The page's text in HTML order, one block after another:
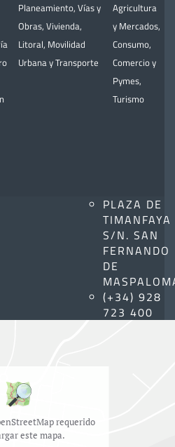
Planeamiento, Vías y
Obras, Vivienda,
Litoral, Movilidad
Urbana y Transporte
Agricultura
y Mercados,
Consumo,
Comercio y
Pymes,
Turismo
PLAZA DE
TIMANFAYA
S/N. SAN
FERNANDO
DE
(+34) 928
723 400
requerido
este mapa.